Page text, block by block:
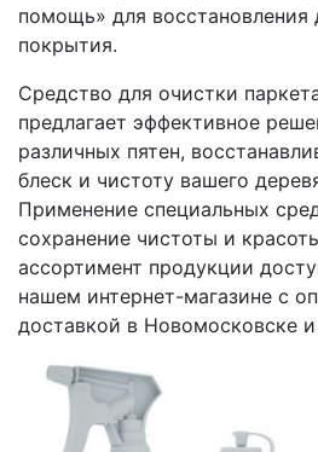
помощь» для восстановления
покрытия.
Средство для очистки
предлагает эффективное
различных пятен,
блеск и чистоту вашего
Применение специальных
сохранение чистоты и
ассортимент продукции
нашем интернет-магазине с
доставкой в Новомосковске